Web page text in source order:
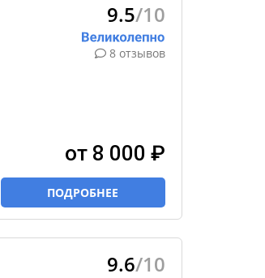
9.5/10
8 отзывов
от 8 000 ₽
ПОДРОБНЕЕ
9.6/10